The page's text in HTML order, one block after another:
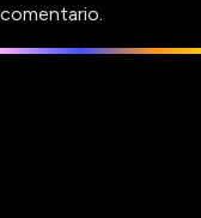
comentario.